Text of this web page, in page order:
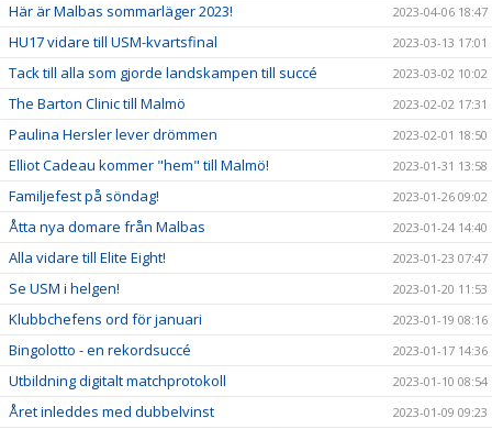
Här är Malbas sommarläger 2023! 2023-04-06 18:47
HU17 vidare till USM-kvartsfinal 2023-03-13 17:01
Tack till alla som gjorde landskampen till succé 2023-03-02 10:02
The Barton Clinic till Malmö 2023-02-02 17:31
Paulina Hersler lever drömmen 2023-02-01 18:50
Elliot Cadeau kommer "hem" till Malmö! 2023-01-31 13:58
Familjefest på söndag! 2023-01-26 09:02
Åtta nya domare från Malbas 2023-01-24 14:40
Alla vidare till Elite Eight! 2023-01-23 07:47
Se USM i helgen! 2023-01-20 11:53
Klubbchefens ord för januari 2023-01-19 08:16
Bingolotto - en rekordsuccé 2023-01-17 14:36
Utbildning digitalt matchprotokoll 2023-01-10 08:54
Året inleddes med dubbelvinst 2023-01-09 09:23